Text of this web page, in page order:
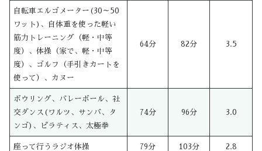
自転車エルゴメーター(30～50
ワット)、自体重を使った軽い
筋力トレーニング（軽・中等
度）、体操（家で、軽・中等
度）、ゴルフ（手引きカートを
使って）、カヌー
64分 82分 3.5
ボウリング、バレーボール、社
交ダンス(ワルツ、サンバ、タ
ンゴ)、ピラティス、太極拳
74分 96分 3.0
座って行うラジオ体操 79分 103分 2.8